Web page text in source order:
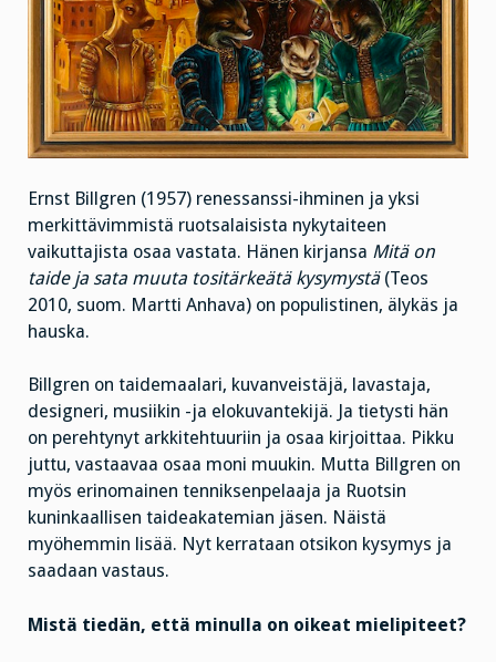
Ernst Billgren (1957) renessanssi-ihminen ja yksi
merkittävimmistä ruotsalaisista nykytaiteen
vaikuttajista osaa vastata. Hänen kirjansa Mitä on
taide ja sata muuta tositärkeätä kysymystä(Teos
2010, suom. Martti Anhava) on populistinen, älykäs ja
hauska.
Billgren on taidemaalari, kuvanveistäjä, lavastaja,
designeri, musiikin -ja elokuvantekijä. Ja tietysti hän
on perehtynyt arkkitehtuuriin ja osaa kirjoittaa. Pikku
juttu, vastaavaa osaa moni muukin. Mutta Billgren on
myös erinomainen tenniksenpelaaja ja Ruotsin
kuninkaallisen taideakatemian jäsen. Näistä
myöhemmin lisää. Nyt kerrataan otsikon kysymys ja
saadaan vastaus.
Mistä tiedän, että minulla on oikeat mielipiteet?